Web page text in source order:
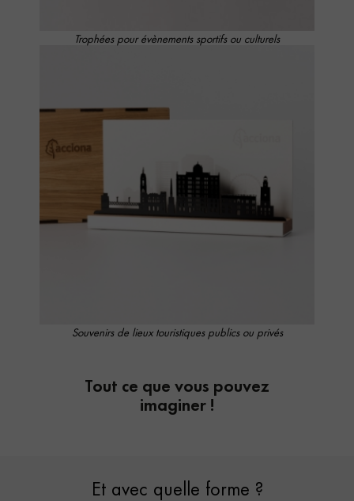
Trophées pour évènements sportifs ou culturels
Souvenirs de lieux touristiques publics ou privés
Tout ce que vous pouvez
imaginer !
Et avec quelle forme ?